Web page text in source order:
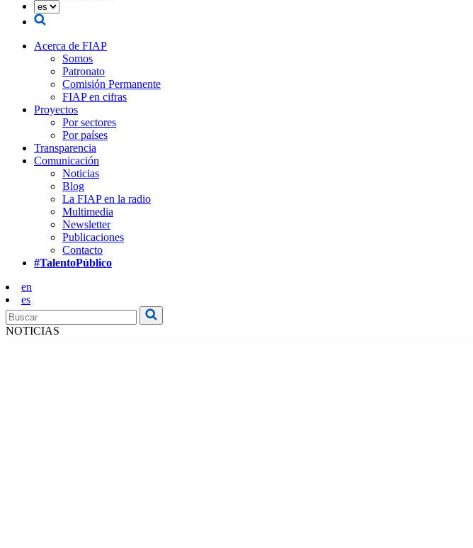
Acerca de FIAP
Somos
Patronato
Comisión Permanente
FIAP en cifras
Proyectos
Por sectores
Por países
Transparencia
Comunicación
Noticias
Blog
La FIAP en la radio
Multimedia
Newsletter
Publicaciones
Contacto
#TalentoPúblico
en
es
NOTICIAS